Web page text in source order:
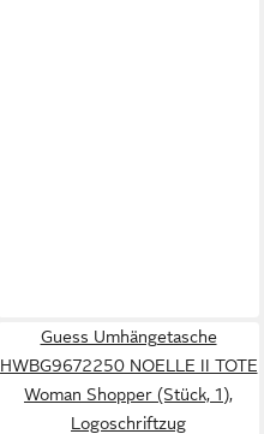
Guess Umhängetasche
HWBG9672250 NOELLE II TOTE
Woman Shopper (Stück, 1),
Logoschriftzug